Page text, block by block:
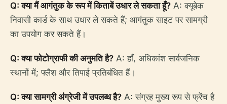
Q: क्या मैं आगंतुक के रूप में किताबें उधार ले सकता हूँ? A: क्यूबेक
निवासी कार्ड के साथ उधार ले सकते हैं; आगंतुक साइट पर सामग्री
का उपयोग कर सकते हैं।
Q: क्या फोटोग्राफी की अनुमति है? A: हाँ, अधिकांश सार्वजनिक
स्थानों में; फ्लैश और तिपाई प्रतिबंधित हैं।
Q: क्या सामग्री अंग्रेजी में उपलब्ध है? A: संग्रह मुख्य रूप से फ्रेंच है